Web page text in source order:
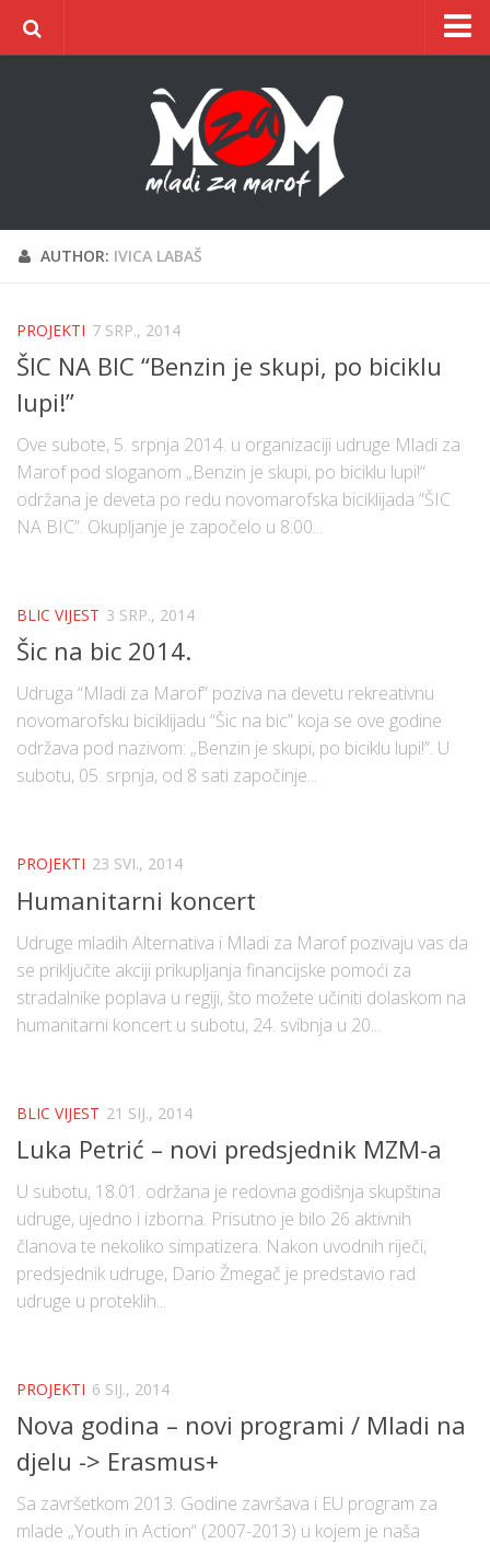
AUTHOR: IVICA LABAŠ
PROJEKTI 7 SRP., 2014
ŠIC NA BIC “Benzin je skupi, po biciklu
lupi!”
Ove subote, 5. srpnja 2014. u organizaciji udruge Mladi za
Marof pod sloganom „Benzin je skupi, po biciklu lupi!“
održana je deveta po redu novomarofska biciklijada “ŠIC
NA BIC”. Okupljanje je započelo u 8:00...
BLIC VIJEST 3 SRP., 2014
Šic na bic 2014.
Udruga “Mladi za Marof” poziva na devetu rekreativnu
novomarofsku biciklijadu “Šic na bic” koja se ove godine
održava pod nazivom: „Benzin je skupi, po biciklu lupi!”. U
subotu, 05. srpnja, od 8 sati započinje...
PROJEKTI 23 SVI., 2014
Humanitarni koncert
Udruge mladih Alternativa i Mladi za Marof pozivaju vas da
se priključite akciji prikupljanja financijske pomoći za
stradalnike poplava u regiji, što možete učiniti dolaskom na
humanitarni koncert u subotu, 24. svibnja u 20...
BLIC VIJEST 21 SIJ., 2014
Luka Petrić – novi predsjednik MZM-a
U subotu, 18.01. održana je redovna godišnja skupština
udruge, ujedno i izborna. Prisutno je bilo 26 aktivnih
članova te nekoliko simpatizera. Nakon uvodnih riječi,
predsjednik udruge, Dario Žmegač je predstavio rad
udruge u proteklih...
PROJEKTI 6 SIJ., 2014
Nova godina – novi programi / Mladi na
djelu -> Erasmus+
Sa završetkom 2013. Godine završava i EU program za
mlade „Youth in Action“ (2007-2013) u kojem je naša